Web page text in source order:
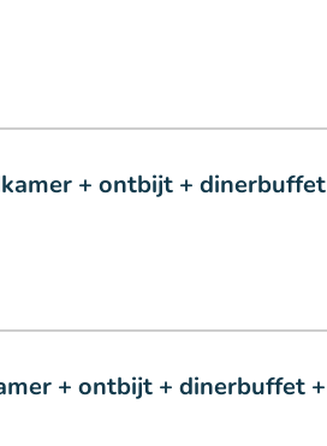
+ ontbijt + dinerbuffet
+ ontbijt + dinerbuffet +